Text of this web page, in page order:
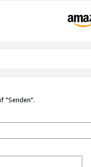
"Senden".